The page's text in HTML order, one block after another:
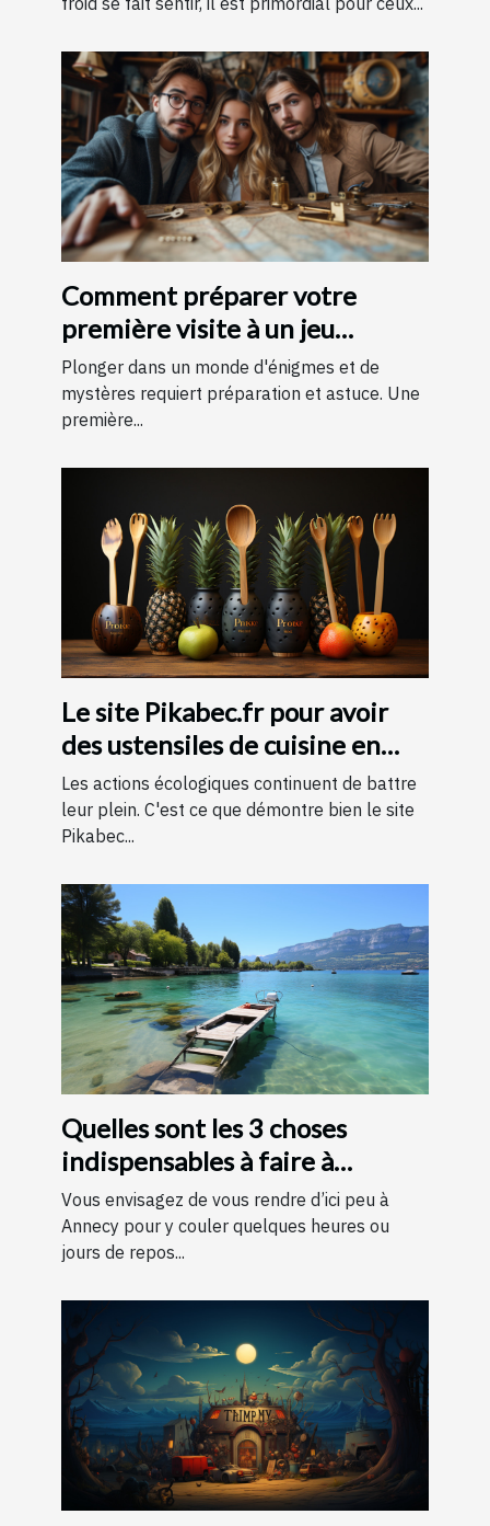
Comment préparer votre
première visite à un jeu
d'évasion : conseils et astuces
pour une expérience
mémorable
Plonger dans un monde d'énigmes et de
mystères requiert préparation et astuce. Une
première...
Le site Pikabec.fr pour avoir
des ustensiles de cuisine en
bois
Les actions écologiques continuent de battre
leur plein. C'est ce que démontre bien le site
Pikabec...
Quelles sont les 3 choses
indispensables à faire à
Annecy ?
Vous envisagez de vous rendre d’ici peu à
Annecy pour y couler quelques heures ou
jours de repos...